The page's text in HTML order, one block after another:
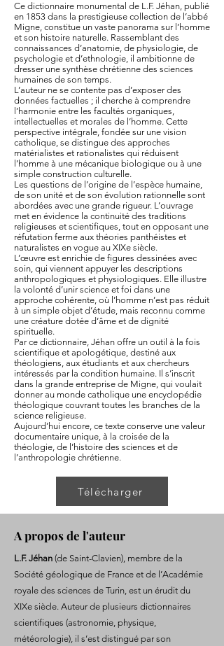
Ce dictionnaire monumental de L.F. Jéhan, publié
en 1853 dans la prestigieuse collection de l’abbé
Migne, constitue un vaste panorama sur l’homme
et son histoire naturelle. Rassemblant des
connaissances d’anatomie, de physiologie, de
psychologie et d’ethnologie, il ambitionne de
dresser une synthèse chrétienne des sciences
humaines de son temps.
L’auteur ne se contente pas d’exposer des
données factuelles ; il cherche à comprendre
l’harmonie entre les facultés organiques,
intellectuelles et morales de l’homme. Cette
perspective intégrale, fondée sur une vision
catholique, se distingue des approches
matérialistes et rationalistes qui réduisent
l’homme à une mécanique biologique ou à une
simple construction culturelle.
Les questions de l’origine de l’espèce humaine,
de son unité et de son évolution rationnelle sont
abordées avec une grande rigueur. L’ouvrage
met en évidence la continuité des traditions
religieuses et scientifiques, tout en opposant une
réfutation ferme aux théories panthéistes et
naturalistes en vogue au XIXe siècle.
L’œuvre est enrichie de figures dessinées avec
soin, qui viennent appuyer les descriptions
anthropologiques et physiologiques. Elle illustre
la volonté d’unir science et foi dans une
approche cohérente, où l’homme n’est pas réduit
à un simple objet d’étude, mais reconnu comme
une créature dotée d’âme et de dignité
spirituelle.
Par ce dictionnaire, Jéhan offre un outil à la fois
scientifique et apologétique, destiné aux
théologiens, aux étudiants et aux chercheurs
intéressés par la condition humaine. Il s’inscrit
dans la grande entreprise de Migne, qui voulait
donner au monde catholique une encyclopédie
théologique couvrant toutes les branches de la
science religieuse.
Aujourd’hui encore, ce texte conserve une valeur
documentaire unique, à la croisée de la
théologie, de l’histoire des sciences et de
l’anthropologie chrétienne.
Télécharger
A propos de l'auteur
L.F. Jéhan (de Saint-Clavien), membre de la
Société géologique de France et de l’Académie
royale des sciences de Turin, est un érudit du
XIXe siècle. Auteur de plusieurs dictionnaires
scientifiques (astronomie, physique,
météorologie), il s’est distingué par son